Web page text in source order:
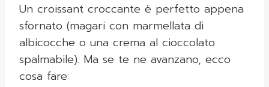
Un croissant croccante è perfetto appena
sfornato (magari con marmellata di
albicocche o una crema al cioccolato
spalmabile). Ma se te ne avanzano, ecco
cosa fare: